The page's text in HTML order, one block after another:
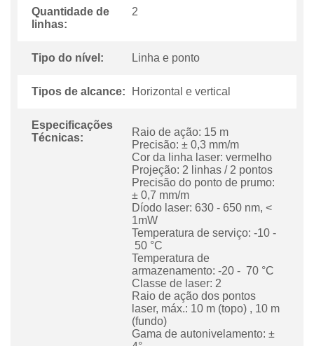
Quantidade de
linhas:
2
Tipo do nível: Linha e ponto
Tipos de alcance: Horizontal e vertical
Especificações
Técnicas:
Raio de ação: 15 m
Precisão: ± 0,3 mm/m
Cor da linha laser: vermelho
Projeção: 2 linhas / 2 pontos
Precisão do ponto de prumo:
± 0,7 mm/m
Díodo laser: 630 - 650 nm, <
1mW
Temperatura de serviço: -10 -
50 °C
Temperatura de
armazenamento: -20 - 70 °C
Classe de laser: 2
Raio de ação dos pontos
laser, máx.: 10 m (topo) , 10 m
(fundo)
Gama de autonivelamento: ±